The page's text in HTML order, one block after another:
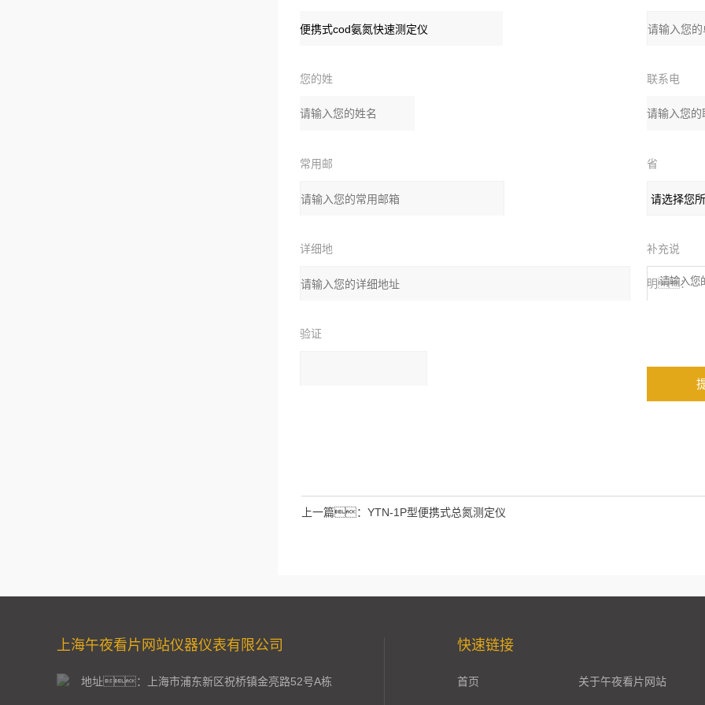
品： 位：
您的姓
名：
联系电
话：
常用邮
箱：
省
份
详细地
址：
补充说
明：
验证
如：三加四=7
上一篇： YTN-1P型便携式总氮测定仪
上海午夜看片网站仪器仪表有限公司
地址：上海市浦东新区祝桥镇金亮路52号A栋
快速链接
首页 关于午夜看片网站